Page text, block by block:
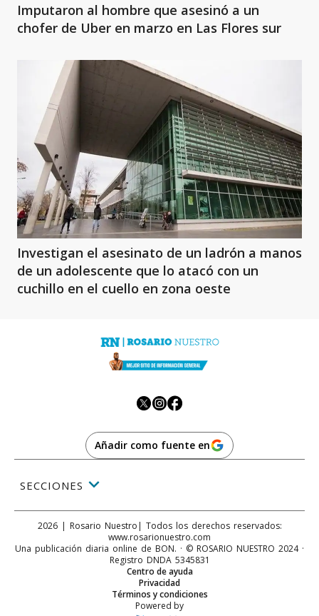
Imputaron al hombre que asesinó a un
chofer de Uber en marzo en Las Flores sur
Investigan el asesinato de un ladrón a manos
de un adolescente que lo atacó con un
cuchillo en el cuello en zona oeste
Añadir como fuente en
SECCIONES
2026| Rosario Nuestro | Todos los derechos reservados:
www.rosarionuestro.com
Una publicación diaria online de BON. · © ROSARIO NUESTRO 2024 ·
Registro DNDA 5345831
Términos y condiciones
Privacidad
Centro de ayuda
Powered by